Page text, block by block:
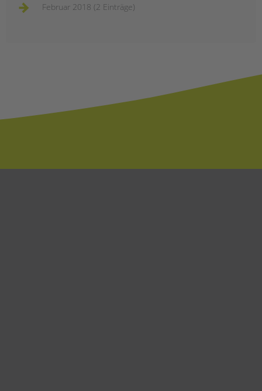
Februar 2018 (2 Einträge)